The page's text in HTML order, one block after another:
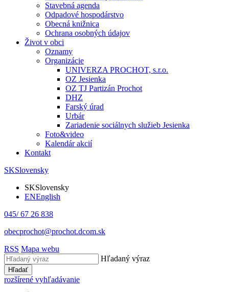
Stavebná agenda
Odpadové hospodárstvo
Obecná knižnica
Ochrana osobných údajov
Život v obci
Oznamy
Organizácie
UNIVERZA PROCHOT, s.r.o.
OZ Jesienka
OZ TJ Partizán Prochot
DHZ
Farský úrad
Urbár
Zariadenie sociálnych služieb Jesienka
Foto&video
Kalendár akcií
Kontakt
SKSlovensky
SKSlovensky
ENEnglish
045/ 67 26 838
obecprochot@prochot.dcom.sk
RSS Mapa webu
Hľadaný výraz
Hľadať
rozšírené vyhľadávanie